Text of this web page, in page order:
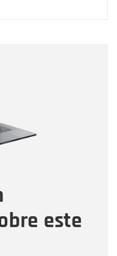
este